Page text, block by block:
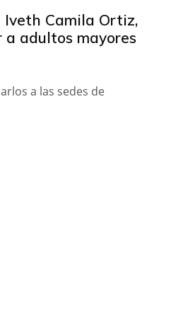
Camila Ortiz,
a adultos mayores
a las sedes de